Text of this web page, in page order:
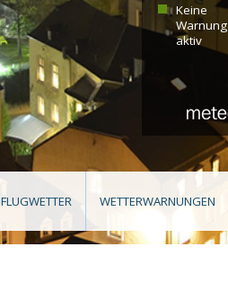
Keine
Warnung
aktiv
FLUGWETTER WETTERWARNUNGEN